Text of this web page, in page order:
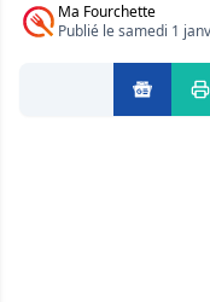
Ma Fourchette
Publié le samedi 1